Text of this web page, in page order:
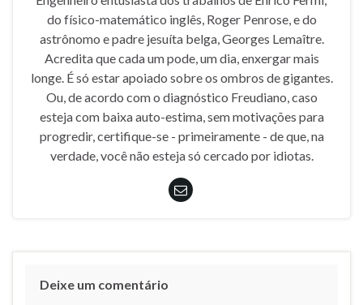
do físico-matemático inglês, Roger Penrose, e do
astrônomo e padre jesuíta belga, Georges Lemaître.
Acredita que cada um pode, um dia, enxergar mais
longe. É só estar apoiado sobre os ombros de gigantes.
Ou, de acordo com o diagnóstico Freudiano, caso
esteja com baixa auto-estima, sem motivações para
progredir, certifique-se - primeiramente - de que, na
verdade, você não esteja só cercado por idiotas.
Deixe um comentário